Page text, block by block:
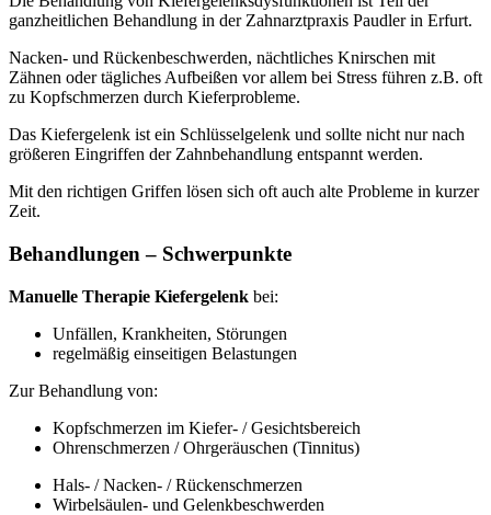
ganzheitlichen Behandlung in der Zahnarztpraxis Paudler in Erfurt.
Nacken- und Rückenbeschwerden, nächtliches Knirschen mit
Zähnen oder tägliches Aufbeißen vor allem bei Stress führen z.B. oft
zu Kopfschmerzen durch Kieferprobleme.
Das Kiefergelenk ist ein Schlüsselgelenk und sollte nicht nur nach
größeren Eingriffen der Zahnbehandlung entspannt werden.
Mit den richtigen Griffen lösen sich oft auch alte Probleme in kurzer
Zeit.
Behandlungen – Schwerpunkte
Manuelle Therapie Kiefergelenk bei:
Unfällen, Krankheiten, Störungen
regelmäßig einseitigen Belastungen
Zur Behandlung von:
Kopfschmerzen im Kiefer- / Gesichtsbereich
Ohrenschmerzen / Ohrgeräuschen (Tinnitus)
Hals- / Nacken- / Rückenschmerzen
Wirbelsäulen- und Gelenkbeschwerden